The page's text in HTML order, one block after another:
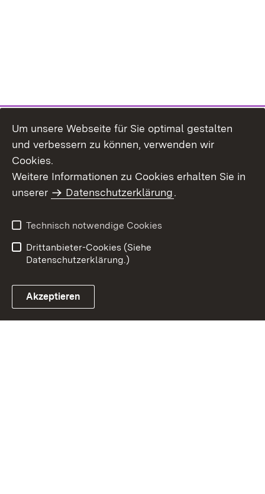
Um unsere Webseite für Sie optimal gestalten
und verbessern zu können, verwenden wir
Cookies.
Weitere Informationen zu Cookies erhalten Sie in
unserer
Datenschutzerklärung.
Technisch notwendige Cookies
Drittanbieter-Cookies (Siehe
Datenschutzerklärung.)
Akzeptieren